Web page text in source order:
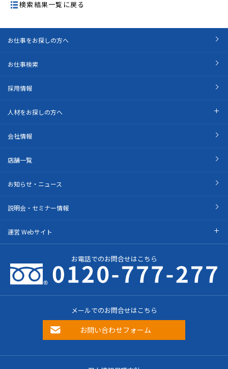
検索結果一覧に戻る
お仕事をお探しの方へ
お仕事検索
採用情報
人材をお探しの方へ
会社情報
店舗一覧
お知らせ・ニュース
説明会・セミナー情報
運営 Webサイト
お電話でのお問合せはこちら
メールでのお問合せはこちら
お問い合わせフォーム